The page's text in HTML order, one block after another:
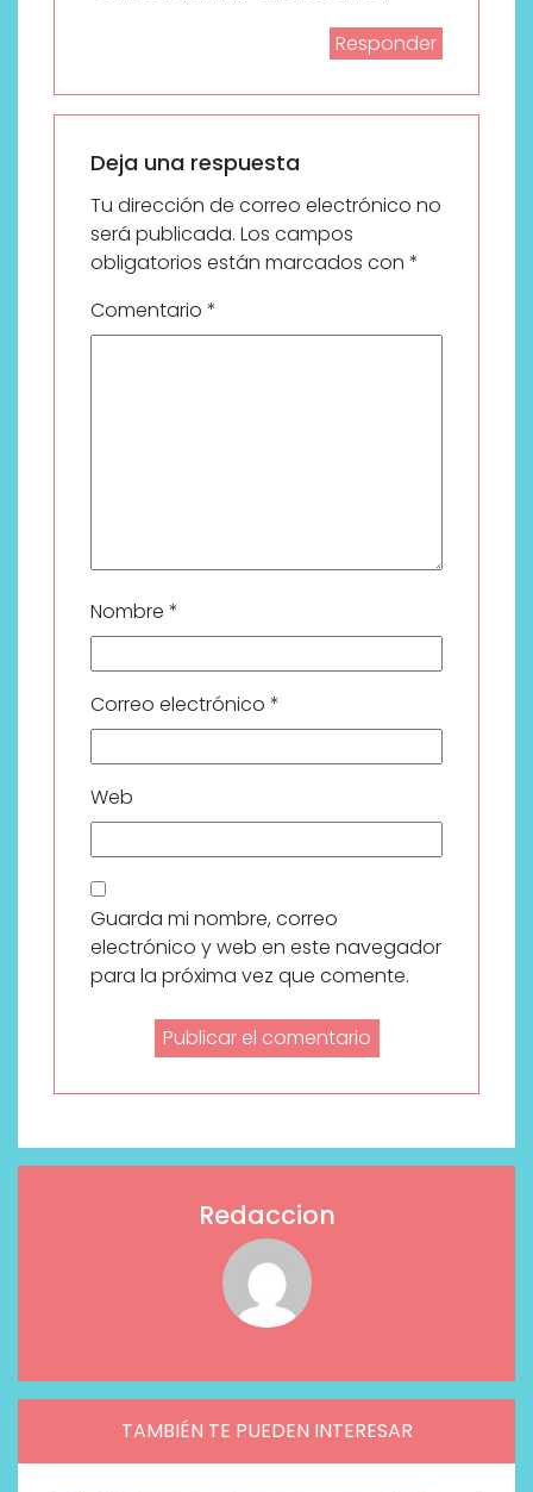
Responder
Deja una respuesta
Tu dirección de correo electrónico no
será publicada. Los campos
obligatorios están marcados con *
Comentario *
Nombre *
Correo electrónico *
Web
Guarda mi nombre, correo
electrónico y web en este navegador
para la próxima vez que comente.
Redaccion
TAMBIÉN TE PUEDEN INTERESAR